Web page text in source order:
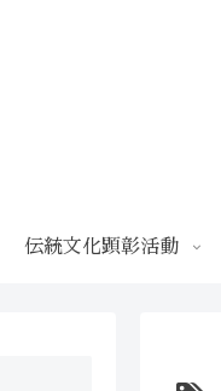
伝統文化顕彰活動